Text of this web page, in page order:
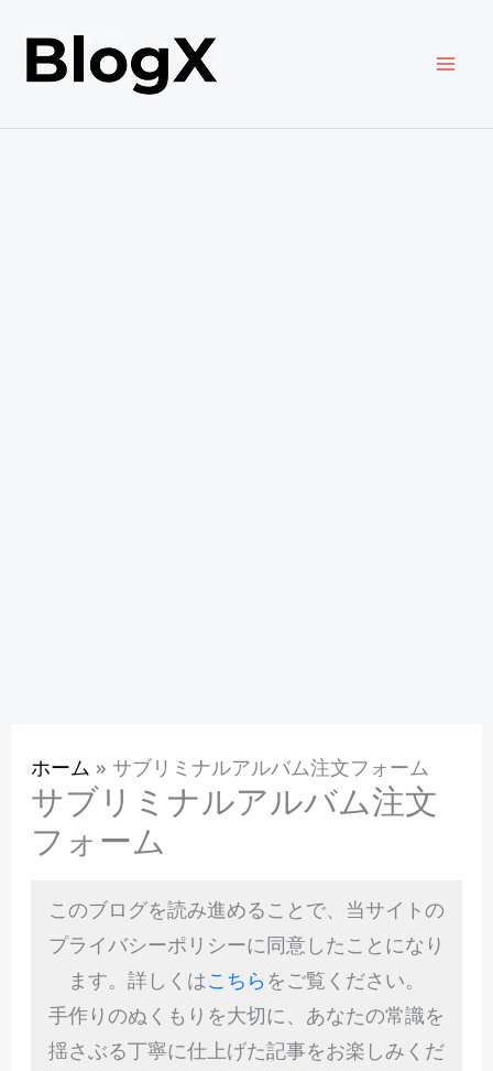
ス
ホーム » サブリミナルアルバム注文フォーム
サブリミナルアルバム注文
フォーム
このブログを読み進めることで、当サイトの
プライバシーポリシーに同意したことになり
ます。詳しくはこちら をご覧ください。
手作りのぬくもりを大切に、あなたの常識を
揺さぶる丁寧に仕上げた記事をお楽しみくだ